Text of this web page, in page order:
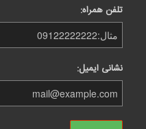
تلفن همراه:
نشانی ایمیل: